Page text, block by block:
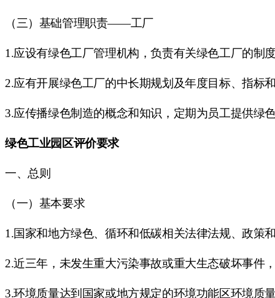
（三）基础管理职责——工厂
1.应设有绿色工厂管理机构，负责有关绿色工厂的制
2.应有开展绿色工厂的中长期规划及年度目标、指标
3.应传播绿色制造的概念和知识，定期为员工提供绿
绿色工业园区评价要求
一、总则
（一）基本要求
1.国家和地方绿色、循环和低碳相关法律法规、政策
2.近三年，未发生重大污染事故或重大生态破坏事件
3.环境质量达到国家或地方规定的环境功能区环境质